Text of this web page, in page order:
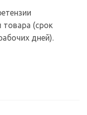
товара (срок
дней).